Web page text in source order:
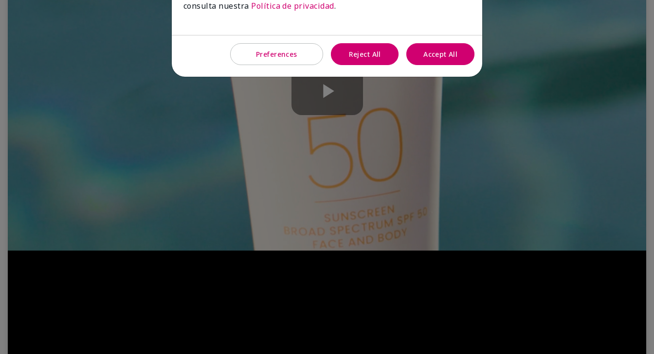
Play
Video
consulta nuestra Política de privacidad.
Preferences Reject All Accept All